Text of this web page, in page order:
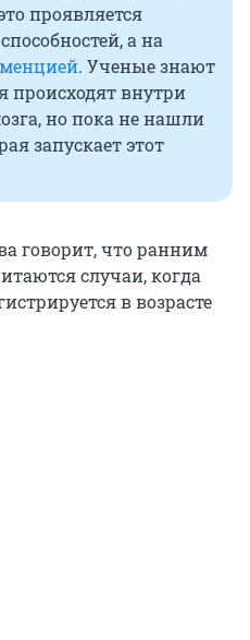
проявляется
а на
. Ученые знают
происходят внутри
но пока не нашли
запускает этот
говорит, что ранним
случаи, когда
в возрасте